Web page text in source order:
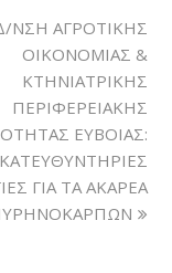
ΝΣΗ ΑΓΡΟΤΙΚΗΣ
ΟΙΚΟΝΟΜΙΑΣ &
ΚΤΗΝΙΑΤΡΙΚΗΣ
ΠΕΡΙΦΕΡΕΙΑΚΗΣ
ΕΥΒΟΙΑΣ:
ΚΑΤΕΥΘΥΝΤΗΡΙΕΣ
ΓΙΑ ΤΑ AΚΑΡΕΑ